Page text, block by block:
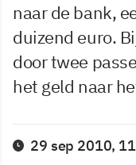
naar de bank,
duizend euro.
door twee
het geld naar
29 sep 2010,